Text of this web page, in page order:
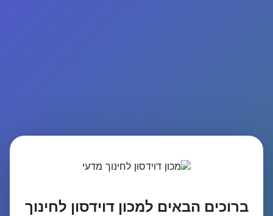
ברוכים הבאים למכון דוידסון לחינוך